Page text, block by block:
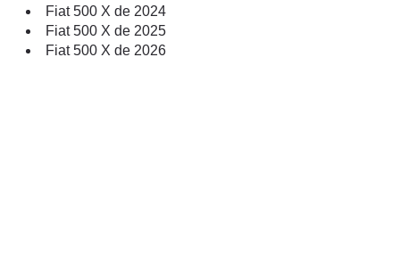
Fiat 500 X de 2024
Fiat 500 X de 2025
Fiat 500 X de 2026